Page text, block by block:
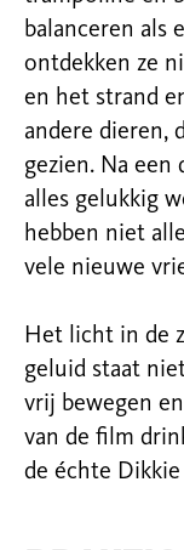
balanceren als
ontdekken ze
en het strand
andere dieren,
gezien. Na een
alles gelukkig
hebben niet
vele nieuwe
Het licht in de
geluid staat
vrij bewegen
van de film
de échte